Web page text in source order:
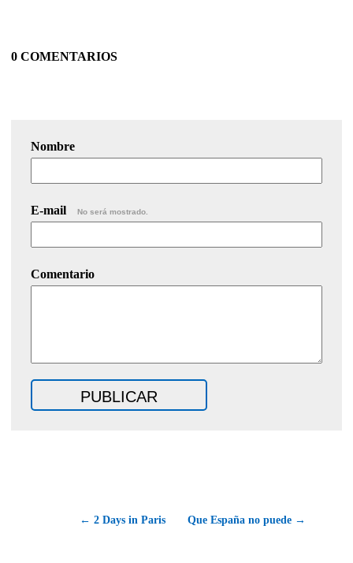
0 COMENTARIOS
Nombre
E-mail No será mostrado.
Comentario
← 2 Days in Paris Que España no puede →